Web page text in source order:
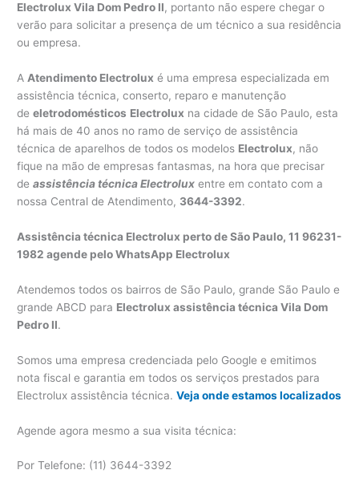
Electrolux Vila Dom Pedro II, portanto não espere chegar o
verão para solicitar a presença de um técnico a sua residência
ou empresa.
A Atendimento Electrolux é uma empresa especializada em
assistência técnica, conserto, reparo e manutenção
deeletrodomésticos Electrolux na cidade de São Paulo, esta
há mais de 40 anos no ramo de serviço de assistência
técnica de aparelhos de todos os modelos Electrolux, não
fique na mão de empresas fantasmas, na hora que precisar
deassistência técnica Electrolux entre em contato com a
nossa Central de Atendimento, 3644-3392.
Assistência técnica Electrolux perto de São Paulo, 11 96231-
1982 agende pelo WhatsApp Electrolux
Atendemos todos os bairros de São Paulo, grande São Paulo e
grande ABCD para Electrolux assistência técnica Vila Dom
Pedro II.
Somos uma empresa credenciada pelo Google e emitimos
nota fiscal e garantia em todos os serviços prestados para
Electrolux assistência técnica.Veja onde estamos localizados
Agende agora mesmo a sua visita técnica:
Por Telefone: (11) 3644-3392